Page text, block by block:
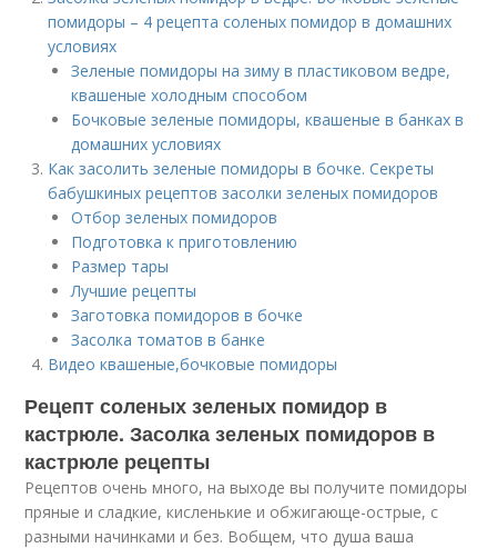
помидоры – 4 рецепта соленых помидор в домашних
условиях
Зеленые помидоры на зиму в пластиковом ведре,
квашеные холодным способом
Бочковые зеленые помидоры, квашеные в банках в
домашних условиях
Как засолить зеленые помидоры в бочке. Секреты
бабушкиных рецептов засолки зеленых помидоров
Отбор зеленых помидоров
Подготовка к приготовлению
Размер тары
Лучшие рецепты
Заготовка помидоров в бочке
Засолка томатов в банке
Видео квашеные,бочковые помидоры
Рецепт соленых зеленых помидор в
кастрюле. Засолка зеленых помидоров в
кастрюле рецепты
Рецептов очень много, на выходе вы получите помидоры
пряные и сладкие, кисленькие и обжигающе-острые, с
разными начинками и без. Вобщем, что душа ваша